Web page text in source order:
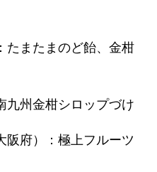
またまのど飴、金柑
州金柑シロップづけ
府）：極上フルーツ